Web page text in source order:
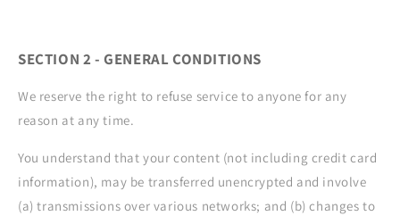
SECTION 2 - GENERAL CONDITIONS
We reserve the right to refuse service to anyone for any
reason at any time.
You understand that your content (not including credit card
information), may be transferred unencrypted and involve
(a) transmissions over various networks; and (b) changes to